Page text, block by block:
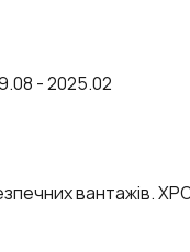
- 2025.02
вантажів.